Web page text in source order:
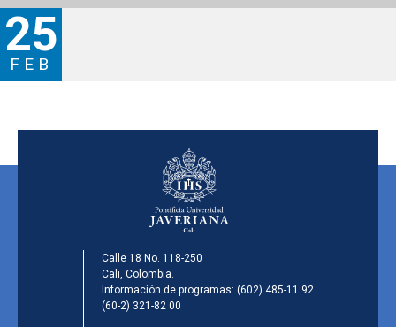
25
FEB
Calle 18 No. 118-250
Cali, Colombia.
Información de programas: (602) 485-11 92
(60-2) 321-82 00